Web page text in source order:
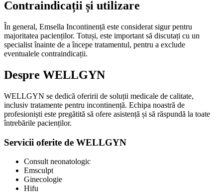
Contraindicații și utilizare
În general, Emsella Incontinență este considerat sigur pentru
majoritatea pacienților. Totuși, este important să discutați cu un
specialist înainte de a începe tratamentul, pentru a exclude
eventualele contraindicații.
Despre WELLGYN
WELLGYN se dedică oferirii de soluții medicale de calitate,
inclusiv tratamente pentru incontinență. Echipa noastră de
profesioniști este pregătită să ofere asistență și să răspundă la toate
întrebările pacienților.
Servicii oferite de WELLGYN
Consult neonatologic
Emsculpt
Ginecologie
Hifu